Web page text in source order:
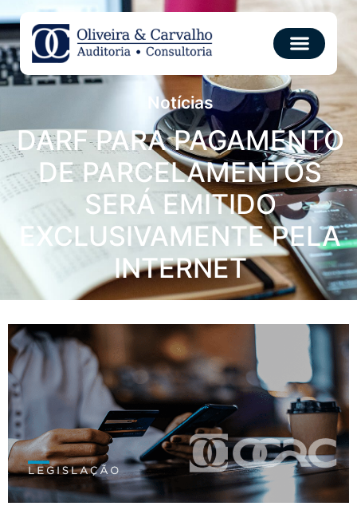
Notícias
DARF PARA PAGAMENTO
DE PARCELAMENTOS
SERÁ EMITIDO
EXCLUSIVAMENTE PELA
INTERNET